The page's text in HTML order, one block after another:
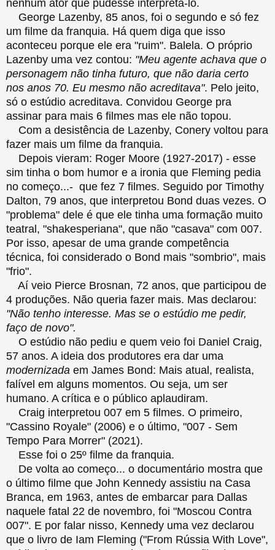
nenhum ator que pudesse interpretá-lo.
George Lazenby, 85 anos, foi o segundo e só fez
um filme da franquia. Há quem diga que isso
aconteceu porque ele era "ruim". Balela. O próprio
Lazenby uma vez contou: "Meu agente achava que o
personagem não tinha futuro, que não daria certo
nos anos 70. Eu mesmo não acreditava". Pelo jeito,
só o estúdio acreditava. Convidou George pra
assinar para mais 6 filmes mas ele não topou.
Com a desistência de Lazenby, Conery voltou para
fazer mais um filme da franquia.
Depois vieram: Roger Moore (1927-2017) - esse
sim tinha o bom humor e a ironia que Fleming pedia
no começo...- que fez 7 filmes. Seguido por Timothy
Dalton, 79 anos, que interpretou Bond duas vezes. O
"problema" dele é que ele tinha uma formação muito
teatral, "shakesperiana", que não "casava" com 007.
Por isso, apesar de uma grande competência
técnica, foi considerado o Bond mais "sombrio", mais
"frio".
Aí veio Pierce Brosnan, 72 anos, que participou de
4 produções. Não queria fazer mais. Mas declarou:
"Não tenho interesse. Mas se o estúdio me pedir,
faço de novo".
O estúdio não pediu e quem veio foi Daniel Craig,
57 anos. A ideia dos produtores era dar uma
modernizada em James Bond: Mais atual, realista,
falível em alguns momentos. Ou seja, um ser
humano. A crítica e o público aplaudiram.
Craig interpretou 007 em 5 filmes. O primeiro,
"Cassino Royale" (2006) e o último, "007 - Sem
Tempo Para Morrer" (2021).
Esse foi o 25º filme da franquia.
De volta ao começo... o documentário mostra que
o último filme que John Kennedy assistiu na Casa
Branca, em 1963, antes de embarcar para Dallas
naquele fatal 22 de novembro, foi "Moscou Contra
007". E por falar nisso, Kennedy uma vez declarou
que o livro de Iam Fleming ("From Rússia With Love",